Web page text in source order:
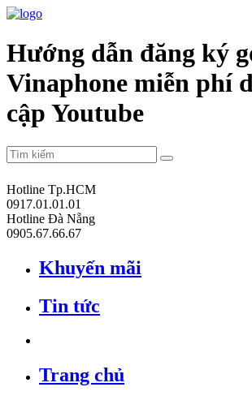
Hướng dẫn đăng ký
Vinaphone miễn phí
cập Youtube
Hotline Tp.HCM
0917.01.01.01
Hotline Đà Nẵng
0905.67.66.67
Khuyến mãi
Tin tức
Trang chủ